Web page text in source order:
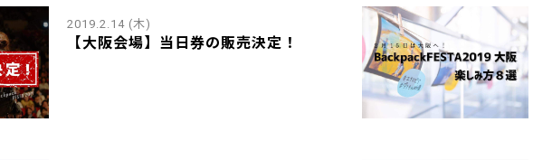
2019.2.14 (木)
【大阪会場】当日券の販売決定！